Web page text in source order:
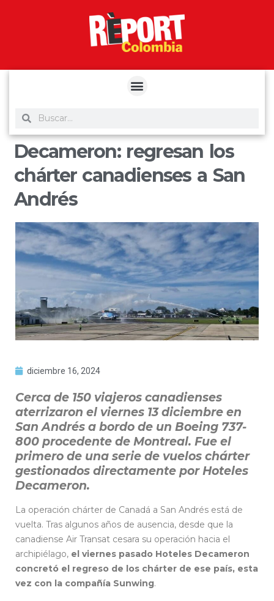
Decameron: regresan los
chárter canadienses a San
Andrés
diciembre 16, 2024
Cerca de 150 viajeros canadienses
aterrizaron el viernes 13 diciembre en
San Andrés a bordo de un Boeing 737-
800 procedente de Montreal. Fue el
primero de una serie de vuelos chárter
gestionados directamente por Hoteles
Decameron.
La operación chárter de Canadá a San Andrés está de
vuelta. Tras algunos años de ausencia, desde que la
canadiense Air Transat cesara su operación hacia el
archipiélago, el viernes pasado Hoteles Decameron
concretó el regreso de los chárter de ese país, esta
vez con la compañía Sunwing.